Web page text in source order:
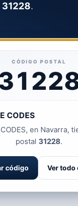
31228.
CÓDIGO POSTAL
CODES
CODES, en Navarra,
postal 31228.
código Ver todo